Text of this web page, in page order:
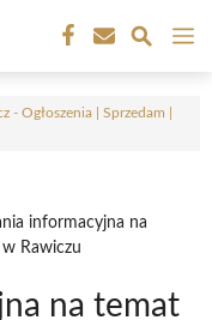
- Ogłoszenia | Sprzedam |
informacyjna na
Rawiczu
na temat